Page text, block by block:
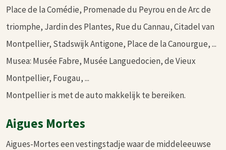
Place de la Comédie, Promenade du Peyrou en de Arc de
triomphe, Jardin des Plantes, Rue du Cannau, Citadel van
Montpellier, Stadswijk Antigone, Place de la Canourgue, ...
Musea: Musée Fabre, Musée Languedocien, de Vieux
Montpellier, Fougau, ...
Montpellier is met de auto makkelijk te bereiken.
Aigues Mortes
Aigues-Mortes een vestingstadje waar de middeleeuwse